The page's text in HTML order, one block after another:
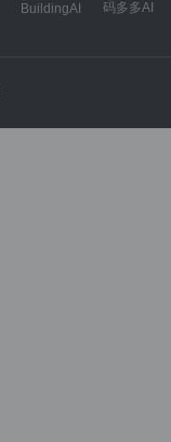
BuildingAI
码多多AI